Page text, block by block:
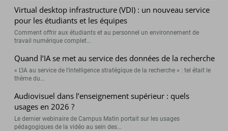
Virtual desktop infrastructure (VDI) : un nouveau service
pour les étudiants et les équipes
Comment offrir aux étudiants et au personnel un environnement de
travail numérique complet...
Quand l’IA se met au service des données de la recherche
« L’IA au service de l’intelligence stratégique de la recherche » : tel était le
thème du...
Audiovisuel dans l’enseignement supérieur : quels
usages en 2026 ?
Le dernier webinaire de Campus Matin portait sur les usages
pédagogiques de la vidéo au sein des...